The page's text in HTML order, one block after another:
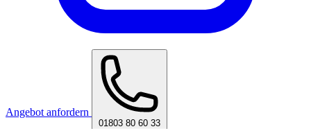
Angebot anfordern
01803 80 60 33